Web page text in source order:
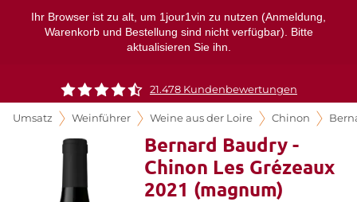
Ihr Browser ist zu alt, um 1jour1vin zu nutzen (Anmeldung,
Warenkorb und Bestellung sind nicht verfügbar). Bitte
aktualisieren Sie ihn.
21.478 Kundenbewertungen
Umsatz Weinführer Weine aus der Loire Chinon
Bernard Baudry -
Chinon Les Grézeaux
2021 (magnum)